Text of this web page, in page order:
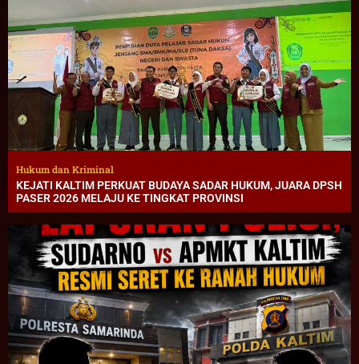
Hukum dan Kriminal
KEJATI KALTIM PERKUAT BUDAYA SADAR HUKUM, JUARA DPSH
PASER 2026 MELAJU KE TINGKAT PROVINSI